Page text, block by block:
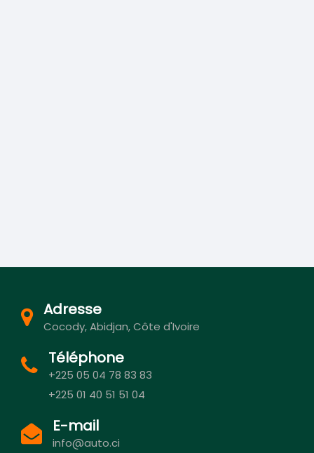
Adresse
Cocody, Abidjan, Côte d'Ivoire
Téléphone
+225 05 04 78 83 83
+225 01 40 51 51 04
E-mail
info@auto.ci